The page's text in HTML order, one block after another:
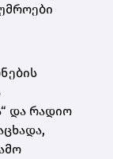
და რადიო